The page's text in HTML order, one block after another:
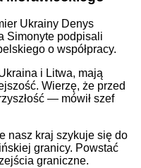
Ukrainy Denys
Simonyte podpisali
o współpracy.
i Litwa, mają
Wierzę, że przed
— mówił szef
nasz kraj szykuje się do
granicy. Powstać
graniczne.